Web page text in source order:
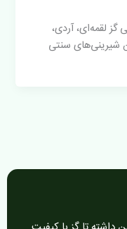
لقمه‌ای، آردی،
شیرینی‌های سنتی